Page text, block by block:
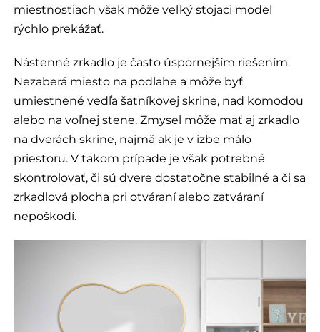
miestnostiach však môže veľký stojaci model
rýchlo prekážať.
Nástenné zrkadlo je často úspornejším riešením.
Nezaberá miesto na podlahe a môže byť
umiestnené vedľa šatníkovej skrine, nad komodou
alebo na voľnej stene. Zmysel môže mať aj zrkadlo
na dverách skrine, najmä ak je v izbe málo
priestoru. V takom prípade je však potrebné
skontrolovať, či sú dvere dostatočne stabilné a či sa
zrkadlová plocha pri otváraní alebo zatváraní
nepoškodí.